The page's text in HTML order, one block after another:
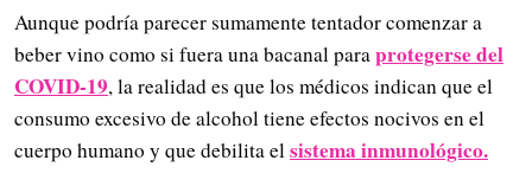
Aunque podría parecer sumamente tentador comenzar a
beber vino como si fuera una bacanal paraprotegerse del
COVID-19, la realidad es que los médicos indican que el
consumo excesivo de alcohol tiene efectos nocivos en el
cuerpo humano y que debilita elsistema inmunológico.